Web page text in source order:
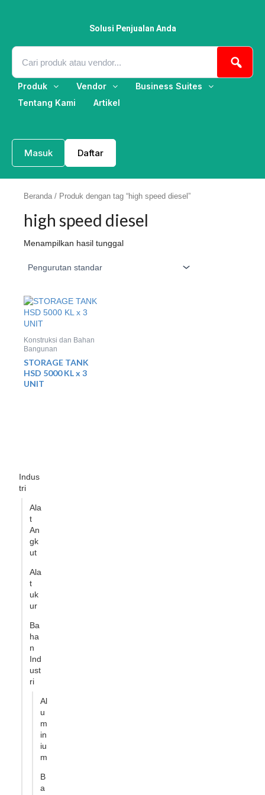
Solusi Penjualan Anda
Produk Vendor
Business Suites
Tentang Kami
Artikel
Masuk Daftar
Indus
tri
Ala
t
An
gk
ut
Ala
t
uk
ur
Ba
ha
n
Ind
ust
ri
Al
u
m
in
iu
m
B
a
Beranda / Produk dengan tag “high speed diesel”
high speed diesel
Menampilkan hasil tunggal
Konstruksi dan Bahan
Bangunan
STORAGE TANK
HSD 5000 KL x 3
UNIT